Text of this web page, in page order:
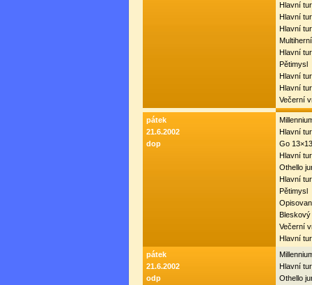
Hlavní
Hlavní
Hlavní
Hlavní
Pětimysl
Hlavní
Hlavní
Večerní
pátek
21.6.2002
dop
Hlavní
Go 13×13
Hlavní
Othello
Hlavní
Pětimysl
Večerní
Hlavní
pátek
21.6.2002
odp
Hlavní
Othello